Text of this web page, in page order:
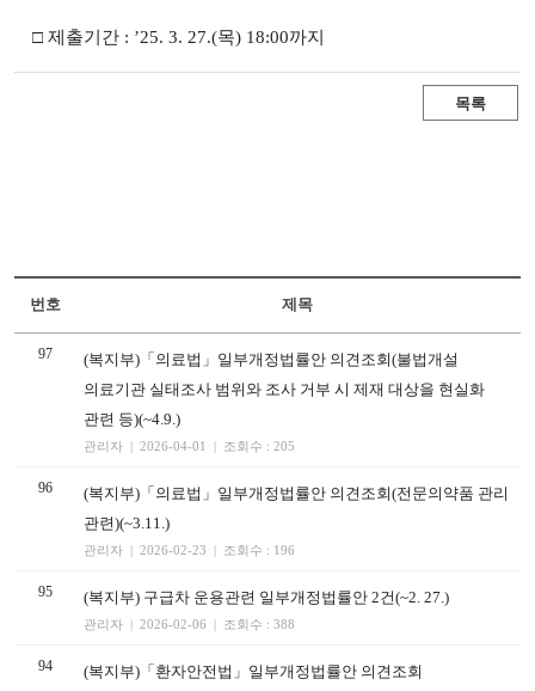
□ 제출기간 : ’25. 3. 27.(목) 18:00까지
목록
번호 제목
97
(복지부)「의료법」일부개정법률안 의견조회(불법개설
의료기관 실태조사 범위와 조사 거부 시 제재 대상을 현실화
관련 등)(~4.9.)
관리자 | 2026-04-01 | 조회수 : 205
96
(복지부)「의료법」일부개정법률안 의견조회(전문의약품 관리
관련)(~3.11.)
관리자 | 2026-02-23 | 조회수 : 196
95 (복지부) 구급차 운용관련 일부개정법률안 2건(~2. 27.)
관리자 | 2026-02-06 | 조회수 : 388
94
(복지부)「환자안전법」일부개정법률안 의견조회